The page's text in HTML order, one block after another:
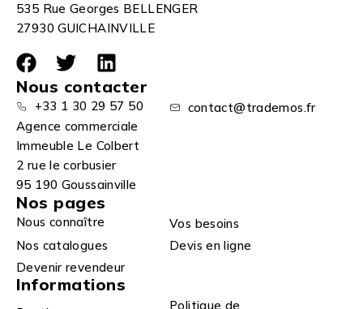
535 Rue Georges BELLENGER
27930 GUICHAINVILLE
Nous contacter
+33 1 30 29 57 50
contact@trademos.fr
Agence commerciale
Immeuble Le Colbert
2 rue le corbusier
95 190 Goussainville
Nos pages
Nous connaître
Vos besoins
Nos catalogues
Devis en ligne
Devenir revendeur
Informations
Politique de